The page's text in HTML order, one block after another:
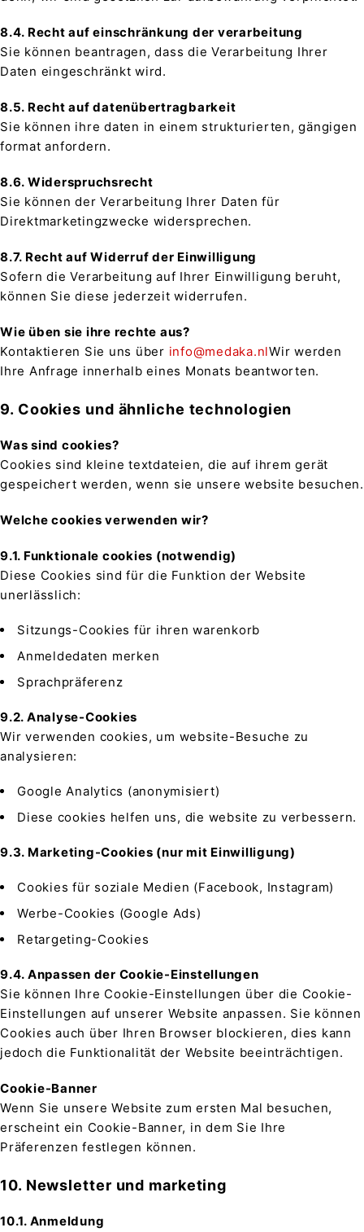
8.4. Recht auf einschränkung der verarbeitung
Sie können beantragen, dass die Verarbeitung Ihrer
Daten eingeschränkt wird.
8.5. Recht auf datenübertragbarkeit
Sie können ihre daten in einem strukturierten, gängigen
format anfordern.
8.6. Widerspruchsrecht
Sie können der Verarbeitung Ihrer Daten für
Direktmarketingzwecke widersprechen.
8.7. Recht auf Widerruf der Einwilligung
Sofern die Verarbeitung auf Ihrer Einwilligung beruht,
können Sie diese jederzeit widerrufen.
Wie üben sie ihre rechte aus?
Kontaktieren Sie uns über info@medaka.nlWir werden
Ihre Anfrage innerhalb eines Monats beantworten.
9. Cookies und ähnliche technologien
Was sind cookies?
Cookies sind kleine textdateien, die auf ihrem gerät
gespeichert werden, wenn sie unsere website besuchen.
Welche cookies verwenden wir?
9.1. Funktionale cookies (notwendig)
Diese Cookies sind für die Funktion der Website
unerlässlich:
Sitzungs-Cookies für ihren warenkorb
Anmeldedaten merken
Sprachpräferenz
9.2. Analyse-Cookies
Wir verwenden cookies, um website-Besuche zu
analysieren:
Google Analytics (anonymisiert)
Diese cookies helfen uns, die website zu verbessern.
9.3. Marketing-Cookies (nur mit Einwilligung)
Cookies für soziale Medien (Facebook, Instagram)
Werbe-Cookies (Google Ads)
Retargeting-Cookies
9.4. Anpassen der Cookie-Einstellungen
Sie können Ihre Cookie-Einstellungen über die Cookie-
Einstellungen auf unserer Website anpassen. Sie können
Cookies auch über Ihren Browser blockieren, dies kann
jedoch die Funktionalität der Website beeinträchtigen.
Cookie-Banner
Wenn Sie unsere Website zum ersten Mal besuchen,
erscheint ein Cookie-Banner, in dem Sie Ihre
Präferenzen festlegen können.
10. Newsletter und marketing
10.1. Anmeldung